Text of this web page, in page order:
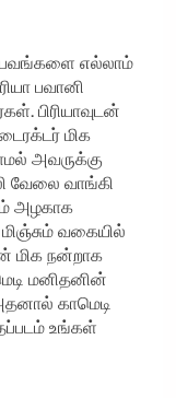
எல்லாம்
பவானி
பிரியாவுடன்
மிக
அவருக்கு
வேலை வாங்கி
அழகாக
வகையில்
மிக நன்றாக
மனிதனின்
காமெடி
உங்கள்